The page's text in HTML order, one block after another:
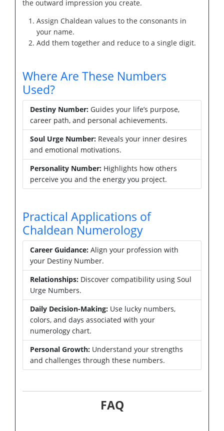
the outward impression you create.
Assign Chaldean values to the consonants in
your name.
Add them together and reduce to a single digit.
Where Are These Numbers
Used?
Destiny Number: Guides your life’s purpose,
career path, and personal achievements.
Soul Urge Number: Reveals your inner desires
and emotional motivations.
Personality Number: Highlights how others
perceive you and the energy you project.
Practical Applications of
Chaldean Numerology
Career Guidance: Align your profession with
your Destiny Number.
Relationships: Discover compatibility using Soul
Urge Numbers.
Daily Decision-Making: Use lucky numbers,
colors, and days associated with your
numerology chart.
Personal Growth: Understand your strengths
and challenges through these numbers.
FAQ